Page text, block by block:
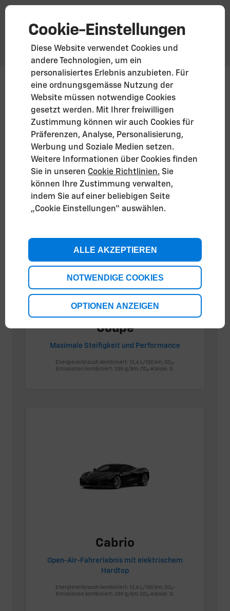
Cookie-Einstellungen
Diese Website verwendet Cookies und
andere Technologien, um ein
personalisiertes Erlebnis anzubieten. Für
eine ordnungsgemässe Nutzung der
Website müssen notwendige Cookies
gesetzt werden. Mit Ihrer freiwilligen
Zustimmung können wir auch Cookies für
Präferenzen, Analyse, Personalisierung,
Werbung und Soziale Medien setzen.
Weitere Informationen über Cookies finden
Sie in unseren Cookie Richtlinien. Sie
können Ihre Zustimmung verwalten,
indem Sie auf einer beliebigen Seite
„Cookie Einstellungen“ auswählen.
ALLE AKZEPTIEREN
NOTWENDIGE COOKIES
OPTIONEN ANZEIGEN